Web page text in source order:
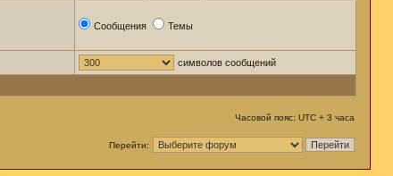
Сообщения Темы
символов сообщений
Часовой пояс: UTC + 3 часа
Перейти: